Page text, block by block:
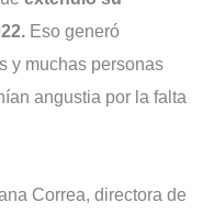
Eso generó
y muchas personas
angustia por la falta
Correa, directora de